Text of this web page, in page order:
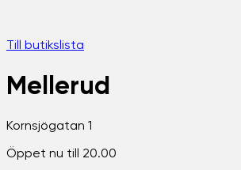
Till butikslista
Mellerud
Kornsjögatan 1
Öppet nu till 20.00